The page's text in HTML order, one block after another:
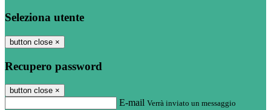
Seleziona utente
button close ×
Recupero password
button close ×
E-mail Verrà inviato un messaggio